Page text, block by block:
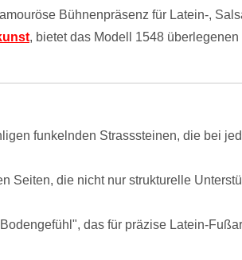
Bühnenpräsenz für Latein-,
, bietet das Modell 1548
funkelnden Strasssteinen, die bei
Seiten, die nicht nur strukturelle
das für präzise Latein-